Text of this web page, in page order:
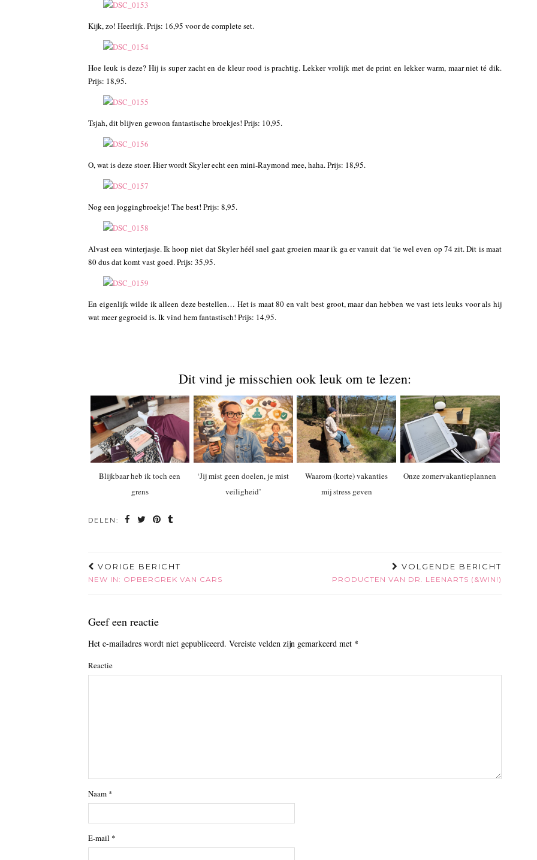
Kijk, zo! Heerlijk. Prijs: 16,95 voor de complete set.
Hoe leuk is deze? Hij is super zacht en de kleur rood is prachtig. Lekker vrolijk met de print en lekker warm, maar niet té dik.
Prijs: 18,95.
Tsjah, dit blijven gewoon fantastische broekjes! Prijs: 10,95.
O, wat is deze stoer. Hier wordt Skyler echt een mini-Raymond mee, haha. Prijs: 18,95.
Nog een joggingbroekje! The best! Prijs: 8,95.
Alvast een winterjasje. Ik hoop niet dat Skyler héél snel gaat groeien maar ik ga er vanuit dat ‘ie wel even op 74 zit. Dit is maat
80 dus dat komt vast goed. Prijs: 35,95.
En eigenlijk wilde ik alleen deze bestellen… Het is maat 80 en valt best groot, maar dan hebben we vast iets leuks voor als hij
wat meer gegroeid is. Ik vind hem fantastisch! Prijs: 14,95.
Dit vind je misschien ook leuk om te lezen:
Blijkbaar heb ik toch een
grens
‘Jij mist geen doelen, je mist
veiligheid’
Waarom (korte) vakanties
mij stress geven
Onze zomervakantieplannen
DELEN:
VORIGE BERICHT
NEW IN: OPBERGREK VAN CARS
VOLGENDE BERICHT
PRODUCTEN VAN DR. LEENARTS (&WIN!)
Geef een reactie
Het e-mailadres wordt niet gepubliceerd. Vereiste velden zijn gemarkeerd met *
Reactie
Naam *
E-mail *